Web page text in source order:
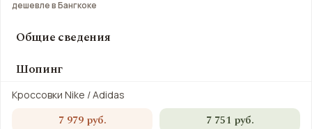
дешевле в Бангкоке
Общие сведения
Шопинг
Кроссовки Nike / Adidas
7 979 руб. 7 751 руб.